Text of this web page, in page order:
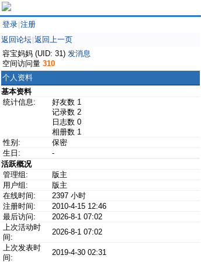
登录 注册
返回论坛 返回上一页
容宝妈妈 (UID: 31) 发消息
空间访问量 310
个人资料
基本资料
统计信息:
好友数 1
记录数 2
日志数 0
相册数 1
性别:
保密
生日:
-
活跃概况
管理组:
版主
用户组:
版主
在线时间:
2397 小时
注册时间:
2010-4-15 12:46
最后访问:
2026-8-1 07:02
上次活动时
间:
2026-8-1 07:02
上次发表时
间:
2019-4-30 02:31